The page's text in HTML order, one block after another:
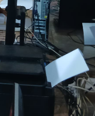
profissional dos